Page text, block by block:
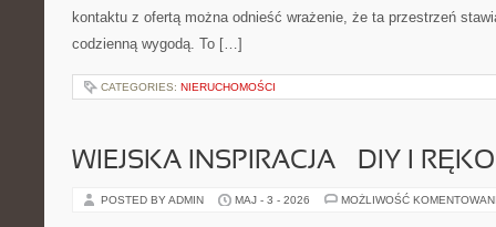
kontaktu z ofertą można odnieść wrażenie, że ta przestrzeń
codzienną wygodą. To […]
CATEGORIES: NIERUCHOMOŚCI
WIEJSKA INSPIRACJA – DIY I
POSTED BY ADMIN MAJ - 3 - 2026 MOŻLIWOŚĆ